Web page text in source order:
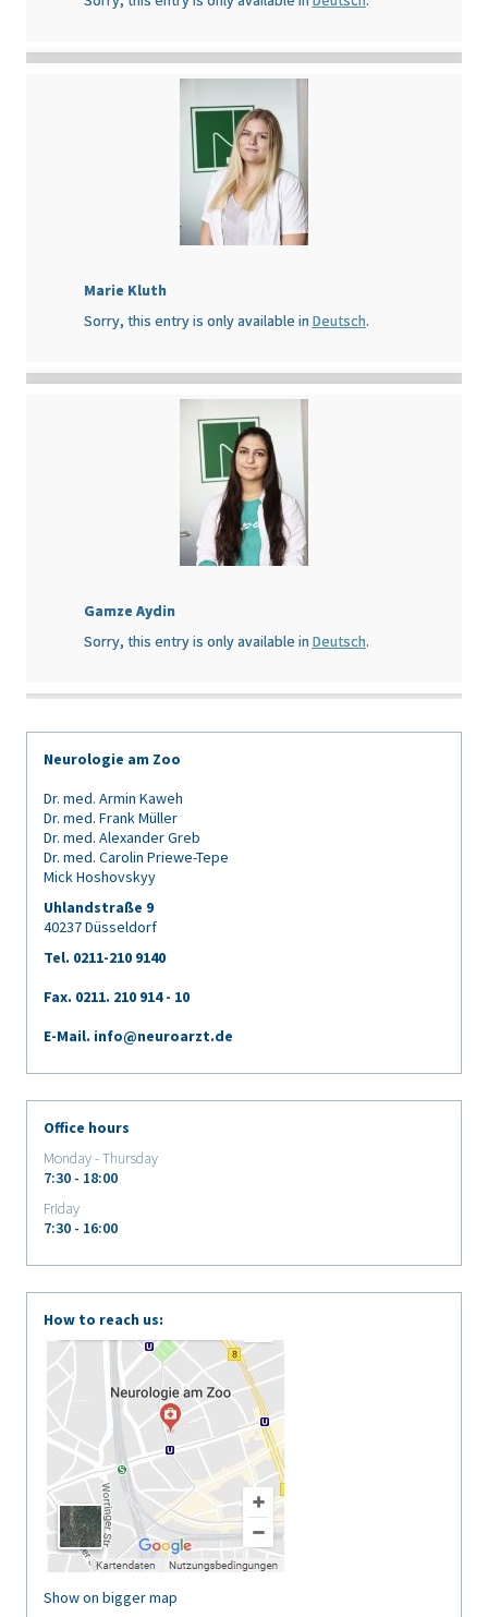
Marie Kluth
Sorry, this entry is only available in Deutsch.
Gamze Aydin
Sorry, this entry is only available in Deutsch.
Neurologie am Zoo
Dr. med. Armin Kaweh
Dr. med. Frank Müller
Dr. med. Alexander Greb
Dr. med. Carolin Priewe-Tepe
Mick Hoshovskyy
Uhlandstraße 9
40237 Düsseldorf
Tel. 0211-210 9140
Fax. 0211. 210 914 - 10
E-Mail. info@neuroarzt.de
Office hours
Monday - Thursday
7:30 - 18:00
Friday
7:30 - 16:00
How to reach us:
Show on bigger map